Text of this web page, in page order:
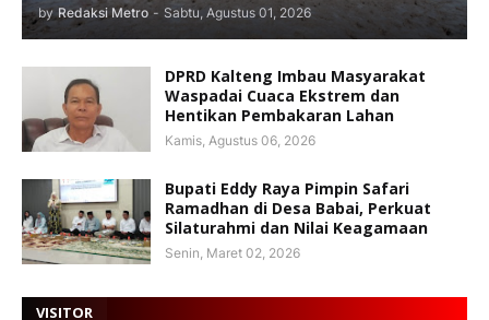
by Redaksi Metro - Sabtu, Agustus 01, 2026
DPRD Kalteng Imbau Masyarakat
Waspadai Cuaca Ekstrem dan
Hentikan Pembakaran Lahan
Kamis, Agustus 06, 2026
Bupati Eddy Raya Pimpin Safari
Ramadhan di Desa Babai, Perkuat
Silaturahmi dan Nilai Keagamaan
Senin, Maret 02, 2026
VISITOR